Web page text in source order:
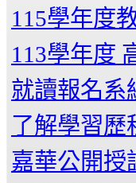
115學年度
113學年度
就讀報名系
了解學習歷
嘉華公開授